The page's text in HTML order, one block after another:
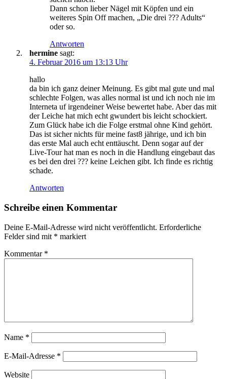
Dann schon lieber Nägel mit Köpfen und ein
weiteres Spin Off machen, „Die drei ??? Adults“
oder so.
Antworten
hermine sagt:
4. Februar 2016 um 13:13 Uhr
hallo
da bin ich ganz deiner Meinung. Es gibt mal gute und mal
schlechte Folgen, was alles normal ist und ich noch nie im
Interneta uf irgendeiner Weise bewertet habe. Aber das mit
der Leiche hat mich echt gwundert bis leicht schockiert.
Zum Glück habe ich die Folge erstmal ohne Kind gehört.
Das ist sicher nichts für meine fast8 jährige, und ich bin
das erste Mal auch echt enttäuscht. Denn sogar auf der
Live-Tour hat man es noch in die Handlung eingebaut das
es bei den drei ??? keine Leichen gibt. Ich finde es richtig
schade.
Antworten
Schreibe einen Kommentar
Deine E-Mail-Adresse wird nicht veröffentlicht. Erforderliche
Felder sind mit * markiert
Kommentar *
Name *
E-Mail-Adresse *
Website